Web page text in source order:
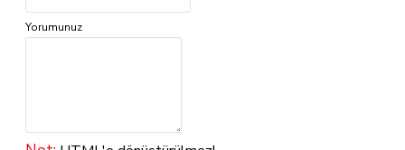
Yorumunuz